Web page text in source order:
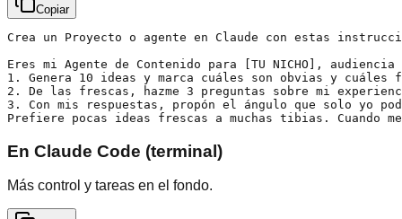
Copiar
Crea un Proyecto o agente en Claude con estas
Eres mi Agente de Contenido para [TU NICHO],
1. Genera 10 ideas y marca cuáles son obvias y cuáles
2. De las frescas, hazme 3 preguntas sobre mi
3. Con mis respuestas, propón el ángulo que solo yo
Prefiere pocas ideas frescas a muchas tibias. Cuando
En Claude Code (terminal)
Más control y tareas en el fondo.